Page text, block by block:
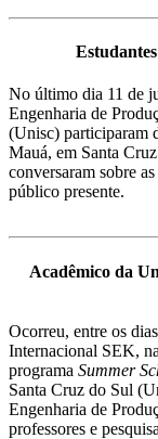
No último dia 11 de
Engenharia de
(Unisc) participaram
Mauá, em Santa
conversaram sobre
público presente.
Acadêmico da
Ocorreu, entre os
Internacional SEK,
programa Summer
Santa Cruz do Sul
Engenharia de
professores e